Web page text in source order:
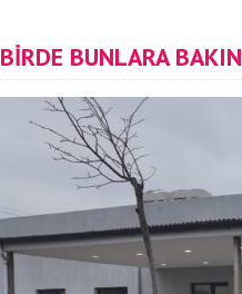
BİRDE BUNLARA BAKIN